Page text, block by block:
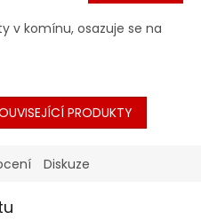
v komínu, osazuje se na
PRODUKTY
Diskuze